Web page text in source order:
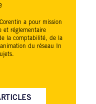
a pour mission
et réglementaire
la comptabilité, de la
du réseau
In